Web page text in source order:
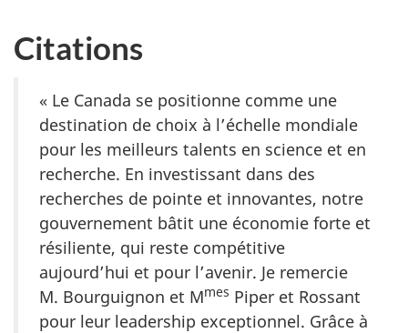
Citations
« Le Canada se positionne comme une
destination de choix à l’échelle mondiale
pour les meilleurs talents en science et en
recherche. En investissant dans des
recherches de pointe et innovantes, notre
gouvernement bâtit une économie forte et
résiliente, qui reste compétitive
aujourd’hui et pour l’avenir. Je remercie
M. Bourguignon et Mmes Piper et Rossant
pour leur leadership exceptionnel. Grâce à